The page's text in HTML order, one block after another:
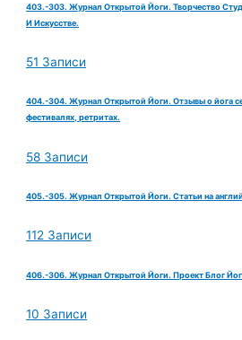
403.-303. Журнал Открытой Йоги. Творчество
И Искусстве.
51 Записи
404.-304. Журнал Открытой Йоги. Отзывы о йога
фестивалях, ретритах.
58 Записи
405.-305. Журнал Открытой Йоги. Статьи на
112 Записи
406.-306. Журнал Открытой Йоги. Проект Блог
10 Записи